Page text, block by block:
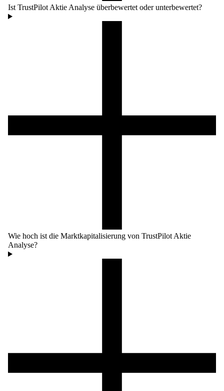
Ist TrustPilot Aktie Analyse überbewertet oder unterbewertet?
Wie hoch ist die Marktkapitalisierung von TrustPilot Aktie
Analyse?